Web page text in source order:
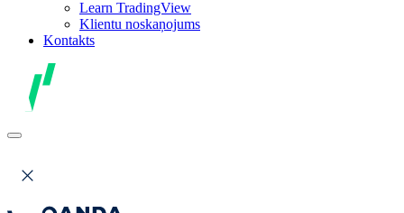
Learn TradingView
Klientu noskaņojums
Kontakts